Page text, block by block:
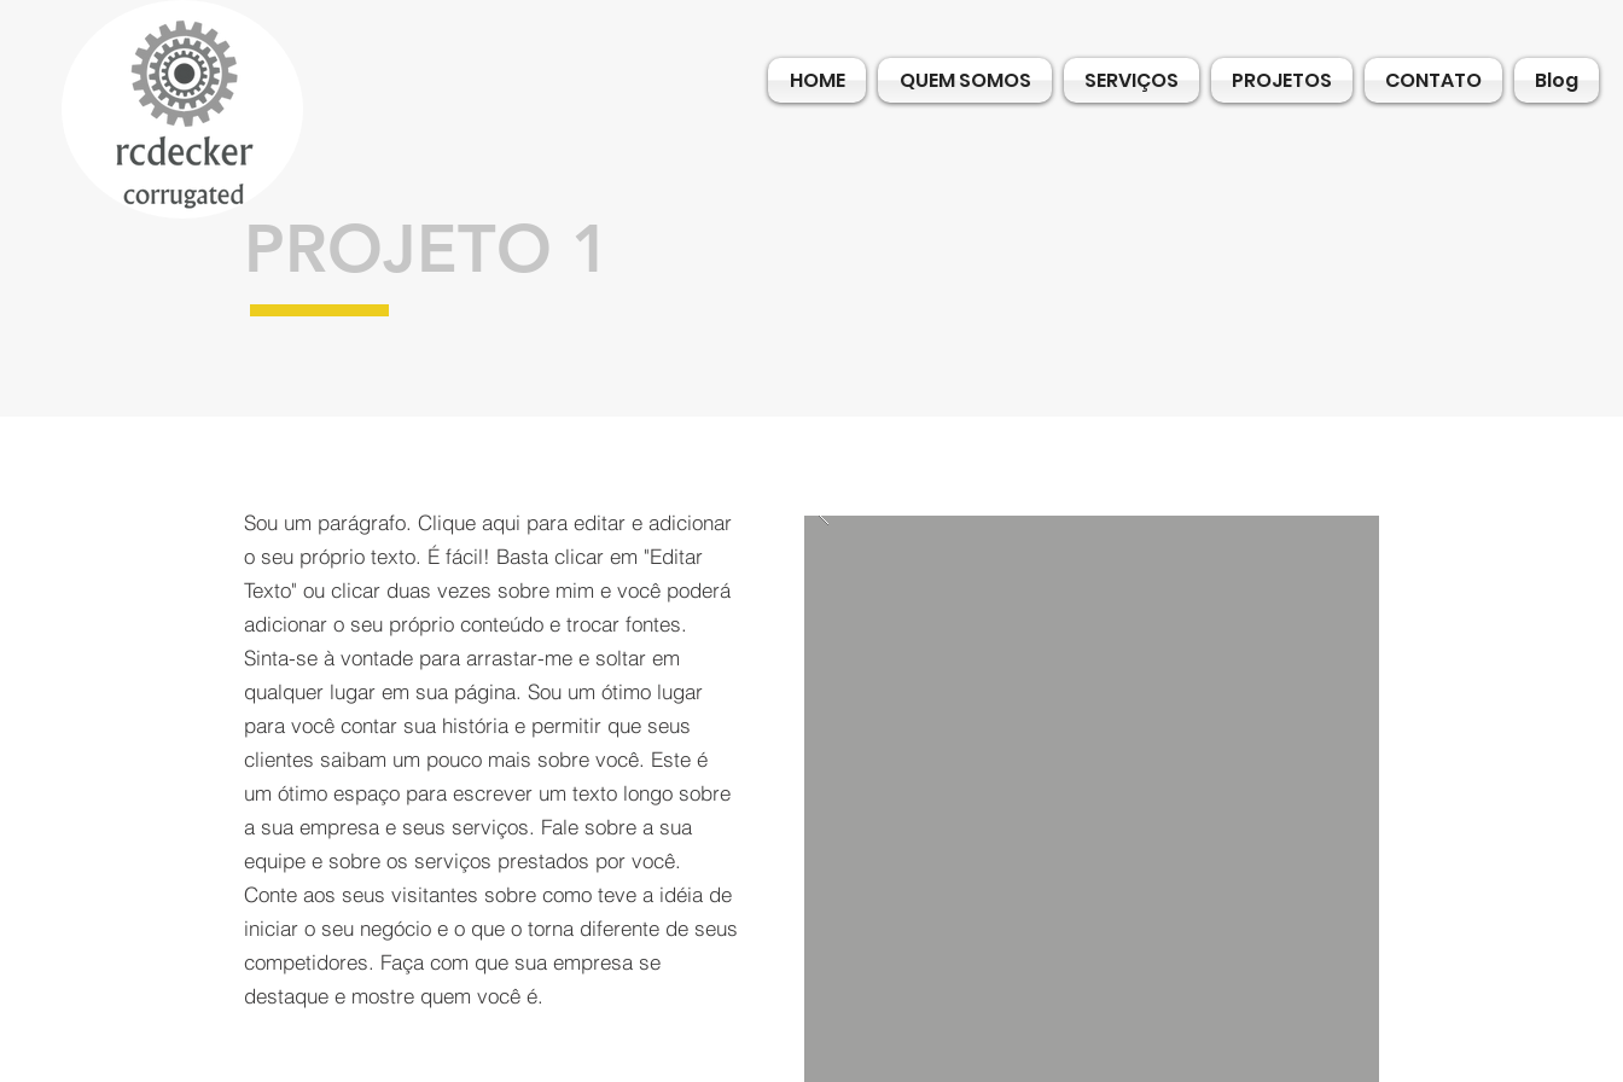
HOME QUEM SOMOS SERVIÇOS PROJETOS CONTATO Blog
PROJETO 1
Sou um parágrafo. Clique aqui para editar e adicionar
o seu próprio texto. É fácil! Basta clicar em "Editar
Texto" ou clicar duas vezes sobre mim e você poderá
adicionar o seu próprio conteúdo e trocar fontes.
Sinta-se à vontade para arrastar-me e soltar em
qualquer lugar em sua página. Sou um ótimo lugar
para você contar sua história e permitir que seus
clientes saibam um pouco mais sobre você. Este é
um ótimo espaço para escrever um texto longo sobre
a sua empresa e seus serviços. Fale sobre a sua
equipe e sobre os serviços prestados por você.
Conte aos seus visitantes sobre como teve a idéia de
iniciar o seu negócio e o que o torna diferente de seus
competidores. Faça com que sua empresa se
destaque e mostre quem você é.